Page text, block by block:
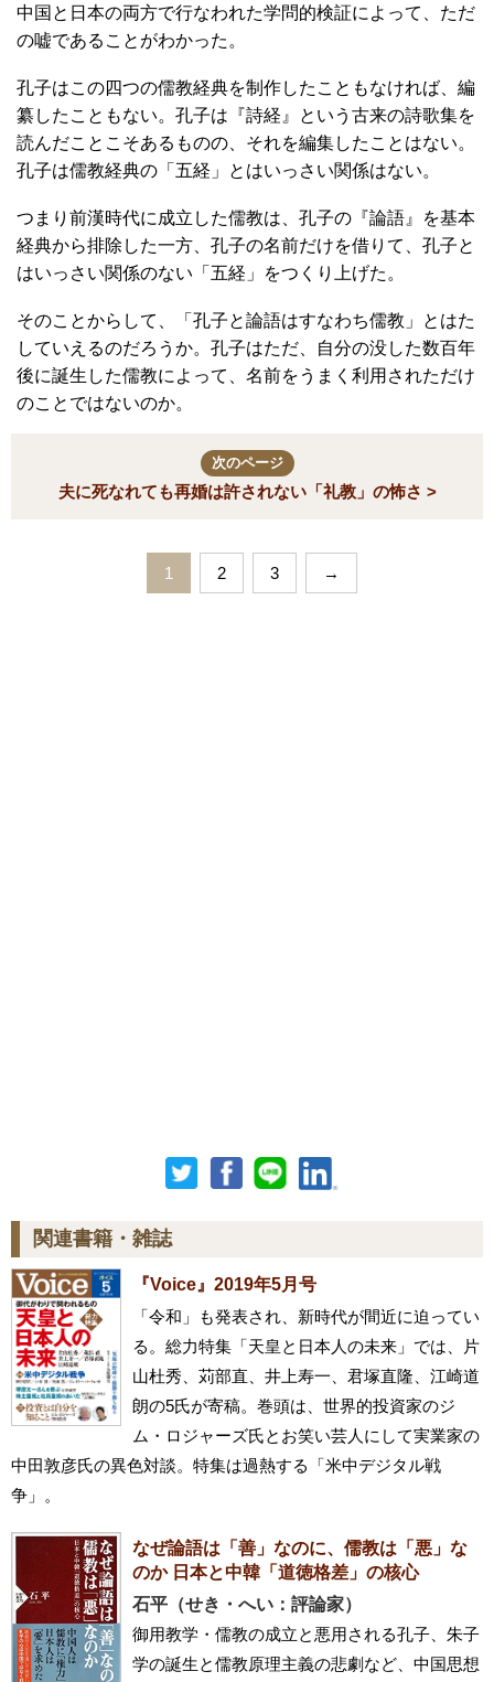
中国と日本の両方で行なわれた学問的検証によって、ただ
の嘘であることがわかった。
孔子はこの四つの儒教経典を制作したこともなければ、編
纂したこともない。孔子は『詩経』という古来の詩歌集を
読んだことこそあるものの、それを編集したことはない。
孔子は儒教経典の「五経」とはいっさい関係はない。
つまり前漢時代に成立した儒教は、孔子の『論語』を基本
経典から排除した一方、孔子の名前だけを借りて、孔子と
はいっさい関係のない「五経」をつくり上げた。
そのことからして、「孔子と論語はすなわち儒教」とはた
していえるのだろうか。孔子はただ、自分の没した数百年
後に誕生した儒教によって、名前をうまく利用されただけ
のことではないのか。
次のページ
夫に死なれても再婚は許されない「礼教」の怖さ >
1 2 3 →
関連書籍・雑誌
『Voice』2019年5月号
「令和」も発表され、新時代が間近に迫ってい
る。総力特集「天皇と日本人の未来」では、片
山杜秀、苅部直、井上寿一、君塚直隆、江崎道
朗の5氏が寄稿。巻頭は、世界的投資家のジ
ム・ロジャーズ氏とお笑い芸人にして実業家の
中田敦彦氏の異色対談。特集は過熱する「米中デジタル戦
争」。
なぜ論語は「善」なのに、儒教は「悪」な
のか 日本と中韓「道徳格差」の核心
石平（せき・へい：評論家）
御用教学・儒教の成立と悪用される孔子、朱子
学の誕生と儒教原理主義の悲劇など、中国思想